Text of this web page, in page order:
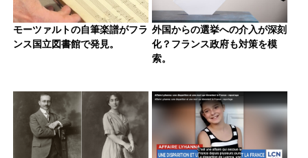
モーツァルトの自筆楽譜がフラ
ンス国立図書館で発見。
外国からの選挙への介入が深刻
化？フランス政府も対策を模
索。